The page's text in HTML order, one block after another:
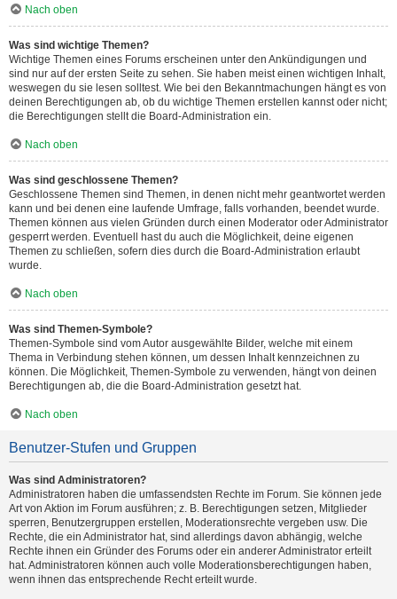
Nach oben
Was sind wichtige Themen?
Wichtige Themen eines Forums erscheinen unter den Ankündigungen und
sind nur auf der ersten Seite zu sehen. Sie haben meist einen wichtigen Inhalt,
weswegen du sie lesen solltest. Wie bei den Bekanntmachungen hängt es von
deinen Berechtigungen ab, ob du wichtige Themen erstellen kannst oder nicht;
die Berechtigungen stellt die Board-Administration ein.
Nach oben
Was sind geschlossene Themen?
Geschlossene Themen sind Themen, in denen nicht mehr geantwortet werden
kann und bei denen eine laufende Umfrage, falls vorhanden, beendet wurde.
Themen können aus vielen Gründen durch einen Moderator oder Administrator
gesperrt werden. Eventuell hast du auch die Möglichkeit, deine eigenen
Themen zu schließen, sofern dies durch die Board-Administration erlaubt
wurde.
Nach oben
Was sind Themen-Symbole?
Themen-Symbole sind vom Autor ausgewählte Bilder, welche mit einem
Thema in Verbindung stehen können, um dessen Inhalt kennzeichnen zu
können. Die Möglichkeit, Themen-Symbole zu verwenden, hängt von deinen
Berechtigungen ab, die die Board-Administration gesetzt hat.
Nach oben
Benutzer-Stufen und Gruppen
Was sind Administratoren?
Administratoren haben die umfassendsten Rechte im Forum. Sie können jede
Art von Aktion im Forum ausführen; z. B. Berechtigungen setzen, Mitglieder
sperren, Benutzergruppen erstellen, Moderationsrechte vergeben usw. Die
Rechte, die ein Administrator hat, sind allerdings davon abhängig, welche
Rechte ihnen ein Gründer des Forums oder ein anderer Administrator erteilt
hat. Administratoren können auch volle Moderationsberechtigungen haben,
wenn ihnen das entsprechende Recht erteilt wurde.